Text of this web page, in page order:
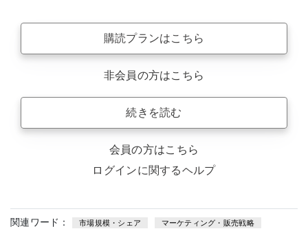
購読プランはこちら
非会員の方はこちら
続きを読む
会員の方はこちら
ログインに関するヘルプ
関連ワード： 市場規模・シェア マーケティング・販売戦略